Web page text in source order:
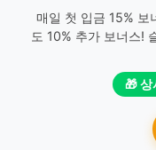
매일 첫 입금 15% 보
도 10% 추가 보너스!
🎁 상